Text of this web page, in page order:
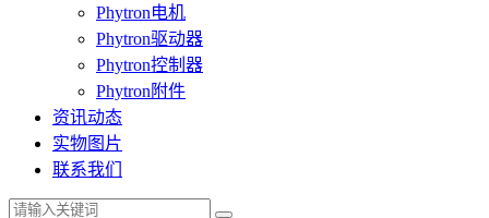
Phytron电机
Phytron驱动器
Phytron控制器
Phytron附件
资讯动态
实物图片
联系我们